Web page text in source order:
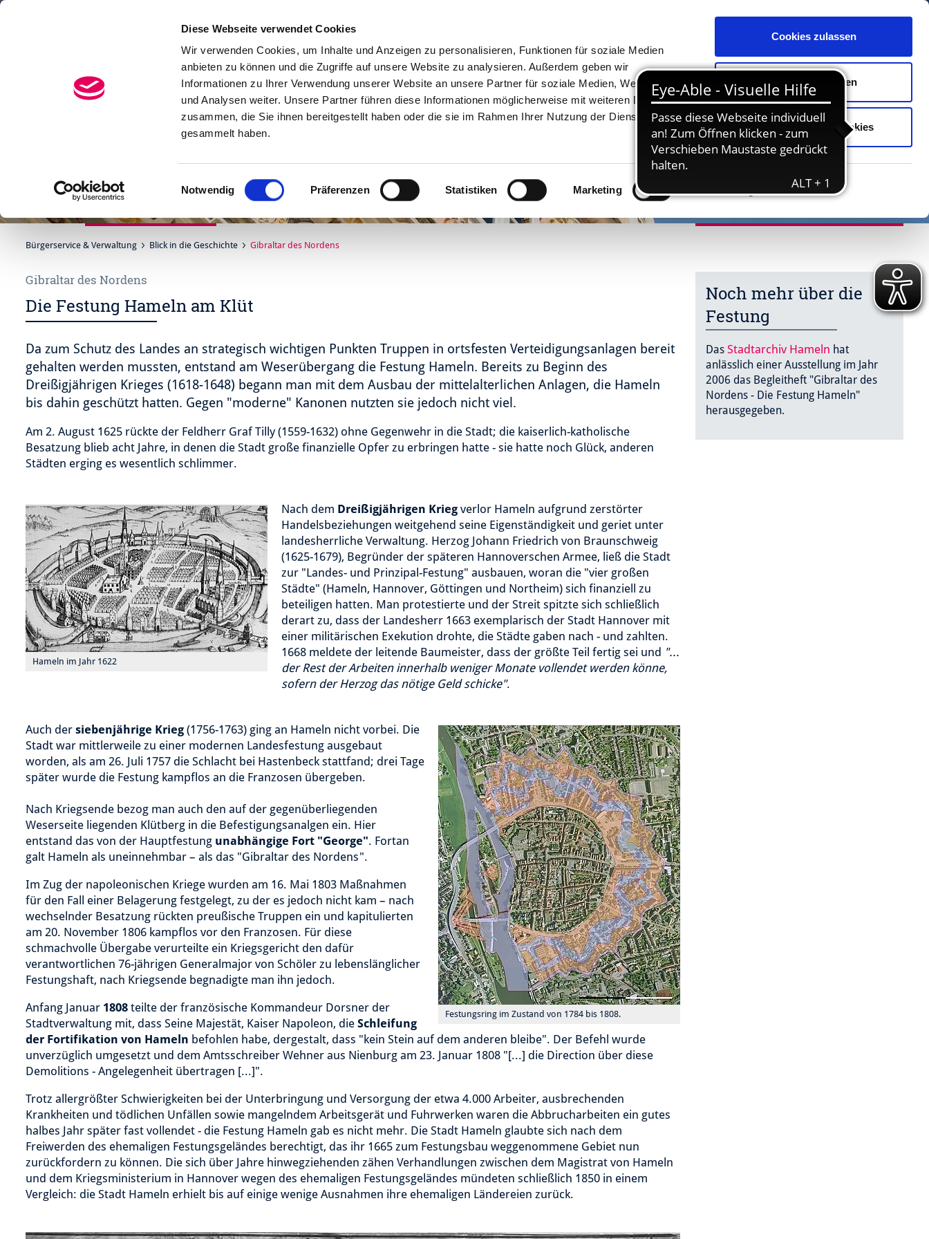
Diese Webseite verwendet Cookies
Wir verwenden Cookies, um Inhalte und Anzeigen zu personalisieren, Funktionen für soziale Medien
anbieten zu können und die Zugriffe auf unsere Website zu analysieren. Außerdem geben wir
Informationen zu Ihrer Verwendung unserer Website an unsere Partner für soziale Medien, Werbung
und Analysen weiter. Unsere Partner führen diese Informationen möglicherweise mit weiteren Daten
zusammen, die Sie ihnen bereitgestellt haben oder die sie im Rahmen Ihrer Nutzung der Dienste
gesammelt haben.
Einwilligungsauswahl
Notwendig Präferenzen Statistiken Marketing
Cookies zulassen
Auswahl erlauben
Nur notwendige Cookies
Suchen Erlebnisse Kontakt
Bürgerservice & Verwaltung Blick in die Geschichte Gibraltar des Nordens
Gibraltar des Nordens
Die Festung Hameln am Klüt
Da zum Schutz des Landes an strategisch wichtigen Punkten Truppen in ortsfesten Verteidigungsanlagen bereit
gehalten werden mussten, entstand am Weserübergang die Festung Hameln. Bereits zu Beginn des
Dreißigjährigen Krieges (1618-1648) begann man mit dem Ausbau der mittelalterlichen Anlagen, die Hameln
bis dahin geschützt hatten. Gegen "moderne" Kanonen nutzten sie jedoch nicht viel.
Am 2. August 1625 rückte der Feldherr Graf Tilly (1559-1632) ohne Gegenwehr in die Stadt; die kaiserlich-katholische
Besatzung blieb acht Jahre, in denen die Stadt große finanzielle Opfer zu erbringen hatte - sie hatte noch Glück, anderen
Städten erging es wesentlich schlimmer.
Hameln im Jahr 1622
Nach dem Dreißigjährigen Krieg verlor Hameln aufgrund zerstörter
Handelsbeziehungen weitgehend seine Eigenständigkeit und geriet unter
landesherrliche Verwaltung. Herzog Johann Friedrich von Braunschweig
(1625-1679), Begründer der späteren Hannoverschen Armee, ließ die Stadt
zur "Landes- und Prinzipal-Festung" ausbauen, woran die "vier großen
Städte" (Hameln, Hannover, Göttingen und Northeim) sich finanziell zu
beteiligen hatten. Man protestierte und der Streit spitzte sich schließlich
derart zu, dass der Landesherr 1663 exemplarisch der Stadt Hannover mit
einer militärischen Exekution drohte, die Städte gaben nach - und zahlten.
1668 meldete der leitende Baumeister, dass der größte Teil fertig sei und "...
der Rest der Arbeiten innerhalb weniger Monate vollendet werden könne,
sofern der Herzog das nötige Geld schicke".
Festungsring im Zustand von 1784 bis 1808.
Auch der siebenjährige Krieg (1756-1763) ging an Hameln nicht vorbei. Die
Stadt war mittlerweile zu einer modernen Landesfestung ausgebaut
worden, als am 26. Juli 1757 die Schlacht bei Hastenbeck stattfand; drei Tage
später wurde die Festung kampflos an die Franzosen übergeben.
Nach Kriegsende bezog man auch den auf der gegenüberliegenden
Weserseite liegenden Klütberg in die Befestigungsanalgen ein. Hier
entstand das von der Hauptfestung unabhängige Fort "George". Fortan
galt Hameln als uneinnehmbar – als das "Gibraltar des Nordens".
Im Zug der napoleonischen Kriege wurden am 16. Mai 1803 Maßnahmen
für den Fall einer Belagerung festgelegt, zu der es jedoch nicht kam – nach
wechselnder Besatzung rückten preußische Truppen ein und kapitulierten
am 20. November 1806 kampflos vor den Franzosen. Für diese
schmachvolle Übergabe verurteilte ein Kriegsgericht den dafür
verantwortlichen 76-jährigen Generalmajor von Schöler zu lebenslänglicher
Festungshaft, nach Kriegsende begnadigte man ihn jedoch.
Anfang Januar 1808 teilte der französische Kommandeur Dorsner der
Stadtverwaltung mit, dass Seine Majestät, Kaiser Napoleon, die Schleifung
der Fortifikation von Hameln befohlen habe, dergestalt, dass "kein Stein auf dem anderen bleibe". Der Befehl wurde
unverzüglich umgesetzt und dem Amtsschreiber Wehner aus Nienburg am 23. Januar 1808 "[...] die Direction über diese
Demolitions - Angelegenheit übertragen [...]".
Trotz allergrößter Schwierigkeiten bei der Unterbringung und Versorgung der etwa 4.000 Arbeiter, ausbrechenden
Krankheiten und tödlichen Unfällen sowie mangelndem Arbeitsgerät und Fuhrwerken waren die Abbrucharbeiten ein gutes
halbes Jahr später fast vollendet - die Festung Hameln gab es nicht mehr. Die Stadt Hameln glaubte sich nach dem
Freiwerden des ehemaligen Festungsgeländes berechtigt, das ihr 1665 zum Festungsbau weggenommene Gebiet nun
zurückfordern zu können. Die sich über Jahre hinwegziehenden zähen Verhandlungen zwischen dem Magistrat von Hameln
und dem Kriegsministerium in Hannover wegen des ehemaligen Festungsgeländes mündeten schließlich 1850 in einem
Vergleich: die Stadt Hameln erhielt bis auf einige wenige Ausnahmen ihre ehemaligen Ländereien zurück.
Noch mehr über die
Festung
Das Stadtarchiv Hameln hat
anlässlich einer Ausstellung im Jahr
2006 das Begleitheft "Gibraltar des
Nordens - Die Festung Hameln"
herausgegeben.